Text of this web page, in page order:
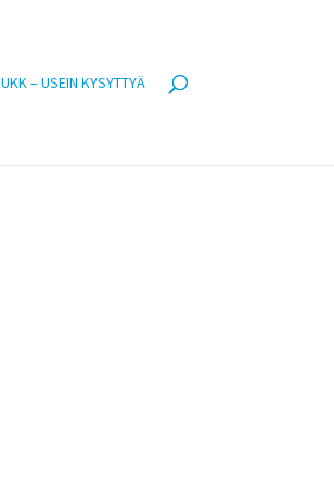
UKK – USEIN KYSYTTYÄ